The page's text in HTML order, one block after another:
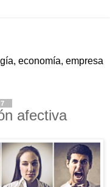
economía, empresa
afectiva